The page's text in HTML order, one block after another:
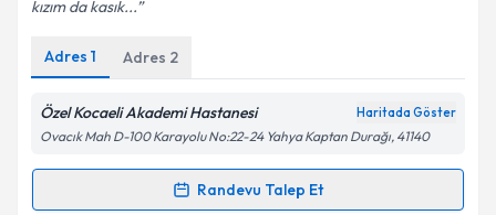
Kişisel verilerimin işlenmesine ilişkin
Metni'ni okudum ve kişisel verilerimin belirtilen
kapsamda işlenmesini kabul ediyorum.
Takvim Talebini Gönder
kızım da kasık...
Adres 1 Adres 2
Özel Kocaeli Akademi Hastanesi Haritada Göster
Ovacık Mah D-100 Karayolu No:22-24 Yahya Kaptan Durağı, 41140
Randevu Talep Et
Randevu Takvimi Talebi